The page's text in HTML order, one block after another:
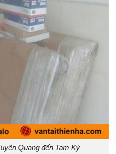
Quang đến Tam Kỳ